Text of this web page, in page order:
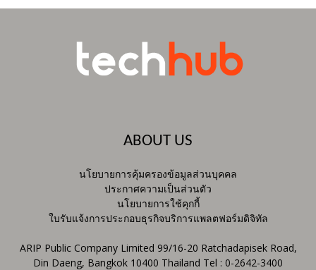
ABOUT US
นโยบายการคุ้มครองข้อมูลส่วนบุคคล
ประกาศความเป็นส่วนตัว
นโยบายการใช้คุกกี้
ใบรับแจ้งการประกอบธุรกิจบริการแพลตฟอร์มดิจิทัล
ARIP Public Company Limited 99/16-20 Ratchadapisek Road,
Din Daeng, Bangkok 10400 Thailand Tel : 0-2642-3400